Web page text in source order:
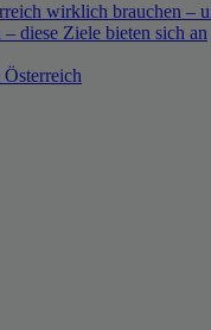
wirklich brauchen –
diese Ziele bieten sich an